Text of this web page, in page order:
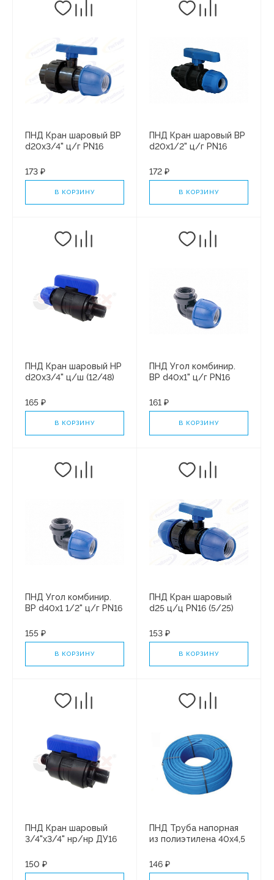
ПНД Кран шаровый ВР
d20х3/4" ц/г PN16
173 ₽
В КОРЗИНУ
ПНД Кран шаровый ВР
d20х1/2" ц/г PN16
172 ₽
В КОРЗИНУ
ПНД Кран шаровый НР
d20х3/4" ц/ш (12/48)
165 ₽
В КОРЗИНУ
ПНД Угол комбинир.
ВР d40х1" ц/г PN16
161 ₽
В КОРЗИНУ
ПНД Угол комбинир.
ВР d40х1 1/2" ц/г PN16
155 ₽
В КОРЗИНУ
ПНД Кран шаровый
d25 ц/ц PN16 (5/25)
153 ₽
В КОРЗИНУ
ПНД Кран шаровый
3/4"х3/4" нр/нр ДУ16
150 ₽
ПНД Труба напорная
из полиэтилена 40x4,5
146 ₽